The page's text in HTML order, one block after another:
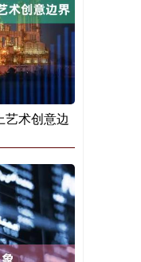
艺术创意边